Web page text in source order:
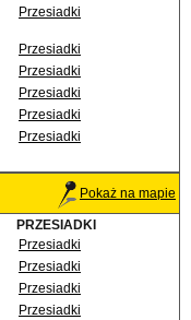
Przesiadki
Przesiadki
Przesiadki
Przesiadki
Przesiadki
Przesiadki
Pokaż na mapie
PRZESIADKI
Przesiadki
Przesiadki
Przesiadki
Przesiadki